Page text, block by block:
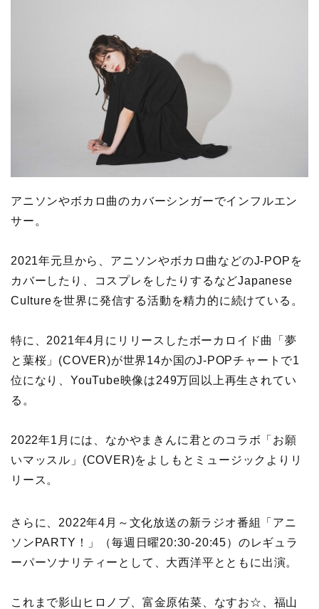
アニソンやボカロ曲のカバーシンガーでインフルエン
サー。
2021年元旦から、アニソンやボカロ曲などのJ-POPを
カバーしたり、コスプレをしたりするなどJapanese
Cultureを世界に発信する活動を精力的に続けている。
特に、2021年4月にリリースしたボーカロイド曲「夢
と葉桜」(COVER)が世界14か国のJ-POPチャートで1
位になり、YouTube映像は249万回以上再生されてい
る。
2022年1月には、なかやまきんに君とのコラボ「お願
いマッスル」(COVER)をよしもとミュージックよりリ
リース。
さらに、2022年4月～文化放送の新ラジオ番組「アニ
ソンPARTY！」（毎週日曜20:30-20:45）のレギュラ
ーパーソナリティーとして、大西洋平とともに出演。
これまで影山ヒロノブ、富金原佑菜、なすお☆、福山